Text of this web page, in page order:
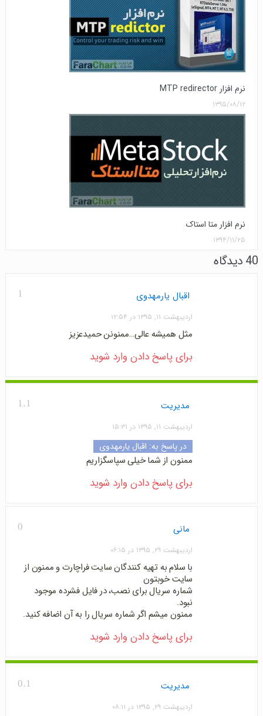
نرم افزار MTP redirector
۱۳۹۵/۰۸/۱۲
نرم افزار متا استاک
۱۳۹۴/۱۱/۲۵
40 دیدگاه
1 اقبال یارمهدوی
اردیبهشت ۱۱, ۱۳۹۵ در ۱۲:۵۴
مثل همیشه عالی…ممنونن حمیدعزیز
برای پاسخ دادن وارد شوید
1.1 مدیریت
اردیبهشت ۱۱, ۱۳۹۵ در ۱۵:۳۱
در پاسخ به: اقبال یارمهدوی
ممنون از شما خیلی سپاسگزاریم
برای پاسخ دادن وارد شوید
0 مانی
اردیبهشت ۲۹, ۱۳۹۵ در ۰۶:۱۵
با سلام به تهیه کنندگان سایت فراچارت و ممنون از
سایت خوبتون
شماره سریال برای نصب، در فایل فشرده موجود
نبود.
ممنون میشم اگر شماره سریال را به آن اضافه کنید.
برای پاسخ دادن وارد شوید
0.1 مدیریت
اردیبهشت ۲۹, ۱۳۹۵ در ۰۸:۱۱